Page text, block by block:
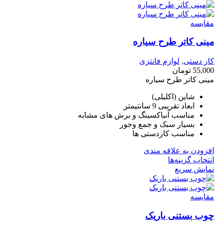
مقايسه
مینی کاتر طرح سیاره
کار دستی, لوازم فانتزی
55,000 تومان
مینی کاتر طرح سیاره
شاین (اکلیلی)
ابعاد تقریبی 9 سانتیمتر
مناسب آنباکسینگ و برش های مشابه
بسیار سبک و جمع وجور
مناسب کاردستی ها
افزودن به علاقه مندی
انتخاب گزینه‌ها
نمایش سریع
مقايسه
چوب بستنی باریک